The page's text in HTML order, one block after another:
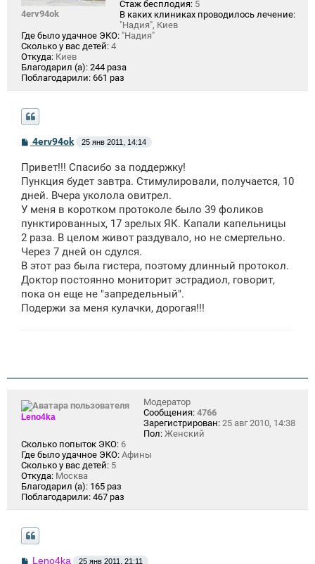
4erv94ok
Стаж бесплодия: 5
В каких клиниках проводилось лечение:
"Надия", Киев
Где было удачное ЭКО: "Надия"
Сколько у вас детей: 4
Откуда: Киев
Благодарил (а): 244 раза
Поблагодарили: 661 раз
С
о
б
щ
е
н
и
4erv94ok 25 янв 2011, 14:14
Привет!!! Спасибо за поддержку!
Пункция будет завтра. Стимулировали, получается, 10
дней. Вчера уколола овитрел.
У меня в коротком протоколе было 39 фоликов
пунктированных, 17 зрелых ЯК. Капали капельницы
2 раза. В целом живот раздувало, но не смертельно.
Через 7 дней он сдулся.
В этот раз была гистера, поэтому длинный протокол.
Доктор постоянно мониторит эстрадиол, говорит,
пока он еще не "запредельный".
Подержи за меня кулачки, дорогая!!!
Leno4ka
Модератор
Сообщения: 4766
Зарегистрирован: 25 авг 2010, 14:38
Пол: Женский
Сколько попыток ЭКО: 6
Где было удачное ЭКО: Афины
Сколько у вас детей: 5
Откуда: Москва
Благодарил (а): 165 раз
Поблагодарили: 467 раз
СLeno4ka 25 янв 2011, 21:11